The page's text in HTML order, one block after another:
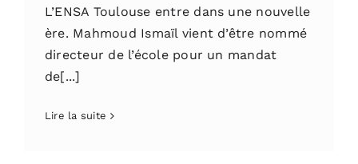
L’ENSA Toulouse entre dans une nouvelle
ère. Mahmoud Ismaïl vient d’être nommé
directeur de l’école pour un mandat
de[...]
Lire la suite